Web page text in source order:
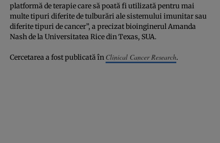
platformă de terapie care să poată fi utilizată pentru mai
multe tipuri diferite de tulburări ale sistemului imunitar sau
diferite tipuri de cancer”, a precizat bioinginerul Amanda
Nash de la Universitatea Rice din Texas, SUA.
Cercetarea a fost publicată în Clinical Cancer Research.